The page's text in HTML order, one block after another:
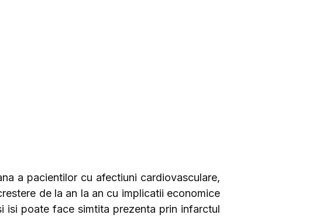
a pacientilor cu afectiuni cardiovasculare,
de la an la an cu implicatii economice
isi poate face simtita prezenta prin infarctul